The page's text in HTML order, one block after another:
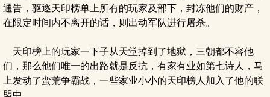
通告，驱逐天印榜单上所有的玩家及部下，封冻他们的财产，
在限定时间内不离开的话，则出动军队进行屠杀。
天印榜上的玩家一下子从天堂掉到了地狱，三朝都不容他
们，那么他们唯一的出路就是反抗，有家有业如第七诗人，马
上发动了蛮荒争霸战，一些家业小小的天印榜人加入了他的联
盟中。